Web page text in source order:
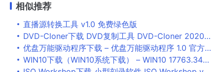
相似推荐
直播源转换工具 v1.0 免费绿色版
DVD-Cloner下载 DVD复制工具 DVD-Cloner 2020 v17.00 Build 1455 最新安装版
优盘万能驱动程序下载 – 优盘万能驱动程序 1.0 官方版
WIN10下载（WIN10系统下载） – WIN10 17763.3469 可更新纯净精简版